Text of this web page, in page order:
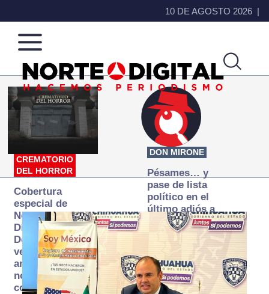
10 DE AGOSTO 2026
Norte
de
Ciudad
Más
que
noticias,
hacemos periodismo
CREMATORIO
DEL HORROR
Cobertura
especial de
Norte
Digital:
Donde la
verdad
arde… pero
no se
consume
DON MIRONE
Pésames… y
pase de lista
político en el
último adiós a
Papá Grande